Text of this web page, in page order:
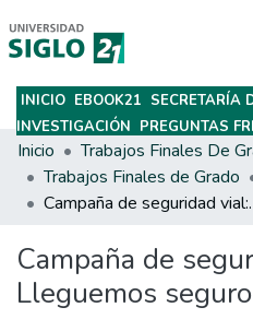
Subir
INICIO EBOOK21 SECRETARÍA
INVESTIGACIÓN PREGUNTAS
Inicio
Trabajos Finales de Grado
Campaña
Campaña de
Lleguemos